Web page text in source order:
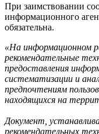
При заимствовании
информационного
обязательна.
«На информационном
рекомендательные
предоставления
систематизации и
предпочтениям
находящихся на
Документ,
рекомендательных